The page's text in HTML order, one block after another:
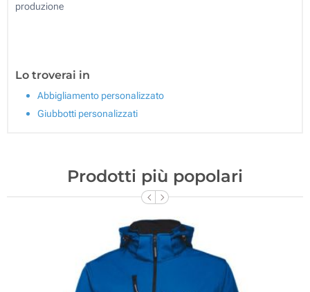
produzione
Lo troverai in
Abbigliamento personalizzato
Giubbotti personalizzati
Prodotti più popolari